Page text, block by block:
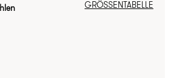
GRÖSSENTABELLE